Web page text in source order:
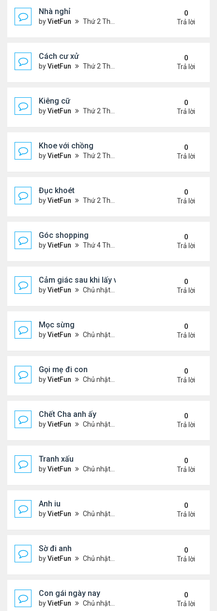
Nhà nghỉ
byVietFun Thứ 2 Tháng 1 03, 2022 9:11 pm
0
Trả lời
Cách cư xử
byVietFun Thứ 2 Tháng 1 03, 2022 9:08 pm
0
Trả lời
Kiêng cữ
byVietFun Thứ 2 Tháng 1 03, 2022 9:07 pm
0
Trả lời
Khoe với chồng
byVietFun Thứ 2 Tháng 1 03, 2022 9:06 pm
0
Trả lời
Đục khoét
byVietFun Thứ 2 Tháng 1 03, 2022 9:05 pm
0
Trả lời
Góc shopping
byVietFun Thứ 4 Tháng 12 15, 2021 12:19 pm
0
Trả lời
Cảm giác sau khi lấy vợ
byVietFun Chủ nhật Tháng 12 12, 2021 11:24 pm
0
Trả lời
Mọc sừng
byVietFun Chủ nhật Tháng 12 12, 2021 11:23 pm
0
Trả lời
Gọi mẹ đi con
byVietFun Chủ nhật Tháng 12 12, 2021 11:22 pm
0
Trả lời
Chết Cha anh ấy
byVietFun Chủ nhật Tháng 12 12, 2021 11:21 pm
0
Trả lời
Tranh xấu
byVietFun Chủ nhật Tháng 12 12, 2021 11:18 pm
0
Trả lời
Anh iu
byVietFun Chủ nhật Tháng 12 12, 2021 11:18 pm
0
Trả lời
Sờ đi anh
byVietFun Chủ nhật Tháng 12 12, 2021 11:16 pm
0
Trả lời
Con gái ngày nay
byVietFun Chủ nhật Tháng 12 12, 2021 11:16 pm
0
Trả lời